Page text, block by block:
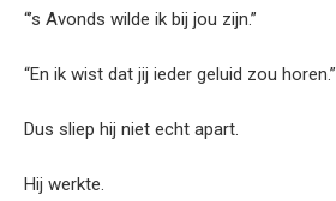
“’s Avonds wilde ik bij jou zijn.”
“En ik wist dat jij ieder geluid zou horen.”
Dus sliep hij niet echt apart.
Hij werkte.